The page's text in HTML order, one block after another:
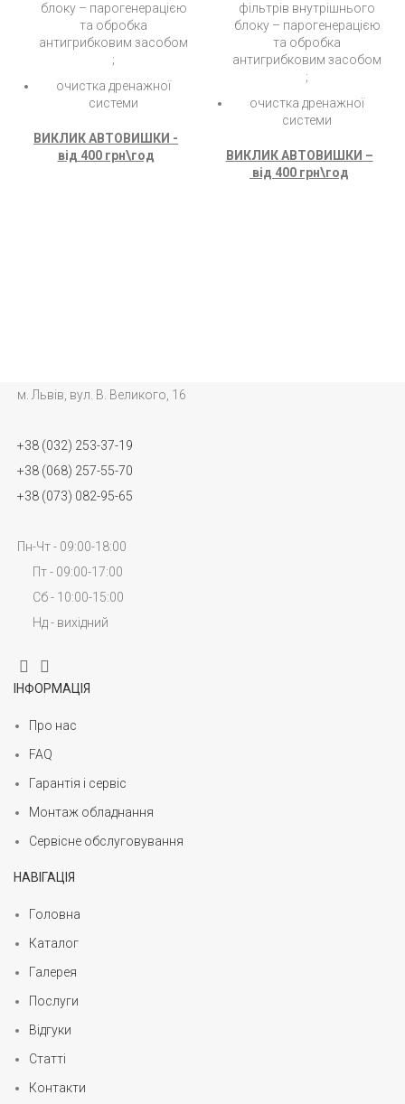
блоку – парогенерацією
та обробка
антигрибковим засобом
;
очистка дренажної
системи
ВИКЛИК АВТОВИШКИ -
від 400 грн\год
фільтрів внутрішнього
блоку – парогенерацією
та обробка
антигрибковим засобом
;
очистка дренажної
системи
ВИКЛИК АВТОВИШКИ –
від 400 грн\год
м. Львів, вул. В. Великого, 16
+38 (032) 253-37-19
+38 (068) 257-55-70
+38 (073) 082-95-65
Пн-Чт - 09:00-18:00
Пт - 09:00-17:00
Сб - 10:00-15:00
Нд - вихідний
ІНФОРМАЦІЯ
Про нас
FAQ
Гарантія і сервіс
Монтаж обладнання
Сервісне обслуговування
НАВІГАЦІЯ
Головна
Каталог
Галерея
Послуги
Відгуки
Статті
Контакти